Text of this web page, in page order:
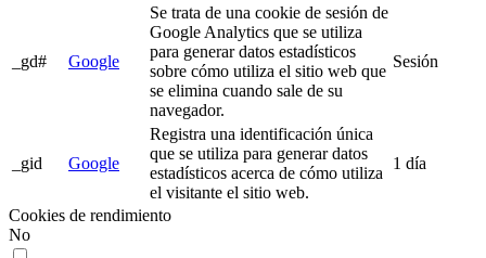
_gd# Google
Se trata de una cookie de sesión de
Google Analytics que se utiliza
para generar datos estadísticos
sobre cómo utiliza el sitio web que
se elimina cuando sale de su
navegador.
Sesión
_gid Google
Registra una identificación única
que se utiliza para generar datos
estadísticos acerca de cómo utiliza
el visitante el sitio web.
1 día
Cookies de rendimiento
No